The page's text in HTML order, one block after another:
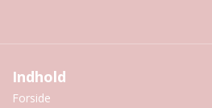
Indhold
Forside